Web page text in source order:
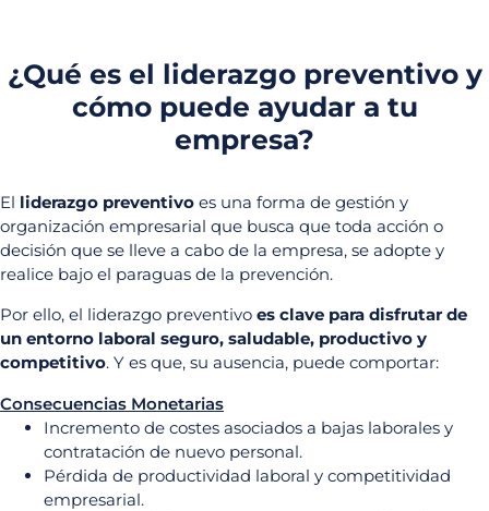
¿Qué es el liderazgo preventivo y
cómo puede ayudar a tu
empresa?
El liderazgo preventivo es una forma de gestión y
organización empresarial que busca que toda acción o
decisión que se lleve a cabo de la empresa, se adopte y
realice bajo el paraguas de la prevención.
Por ello, el liderazgo preventivo es clave para disfrutar de
un entorno laboral seguro, saludable, productivo y
competitivo. Y es que, su ausencia, puede comportar:
Consecuencias Monetarias
Incremento de costes asociados a bajas laborales y
contratación de nuevo personal.
Pérdida de productividad laboral y competitividad
empresarial.